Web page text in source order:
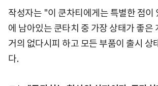
작성자는 "이 쿤차티에게는 특별한 점이
에 남아있는 쿤타치 중 가장 상태가 좋은
거의 없다시피 하고 모든 부품이 출시 상
다.